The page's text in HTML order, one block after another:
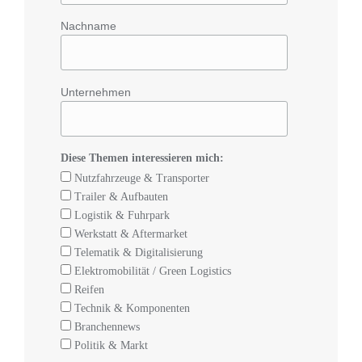
Nachname
Unternehmen
Diese Themen interessieren mich:
Nutzfahrzeuge & Transporter
Trailer & Aufbauten
Logistik & Fuhrpark
Werkstatt & Aftermarket
Telematik & Digitalisierung
Elektromobilität / Green Logistics
Reifen
Technik & Komponenten
Branchennews
Politik & Markt